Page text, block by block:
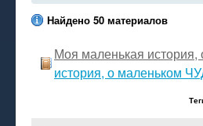
Найдено 50 материалов
Моя маленькая
история, о маленьком